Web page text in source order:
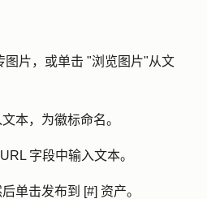
图片，或单击 "浏览图片"从文
本，为徽标命名。
字段中输入文本。
单击发布到 [#] 资产。